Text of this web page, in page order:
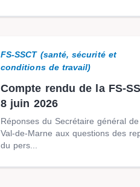
FS-SSCT (santé, sécurité et
conditions de travail)
Compte rendu de la FS-
8 juin 2026
Réponses du Secrétaire général
Val-de-Marne aux questions des
du pers...